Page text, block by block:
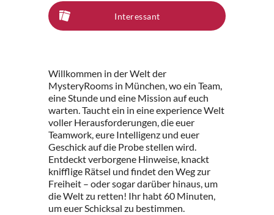
Interessant
Willkommen in der Welt der
MysteryRooms in München, wo ein Team,
eine Stunde und eine Mission auf euch
warten. Taucht ein in eine experience Welt
voller Herausforderungen, die euer
Teamwork, eure Intelligenz und euer
Geschick auf die Probe stellen wird.
Entdeckt verborgene Hinweise, knackt
knifflige Rätsel und findet den Weg zur
Freiheit – oder sogar darüber hinaus, um
die Welt zu retten! Ihr habt 60 Minuten,
um euer Schicksal zu bestimmen.